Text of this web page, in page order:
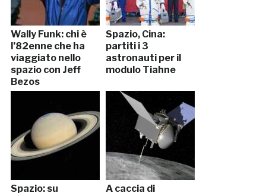
Wally Funk: chi è
l’82enne che ha
viaggiato nello
spazio con Jeff
Bezos
Spazio, Cina:
partiti i 3
astronauti per il
modulo Tiahne
Spazio: su
A caccia di